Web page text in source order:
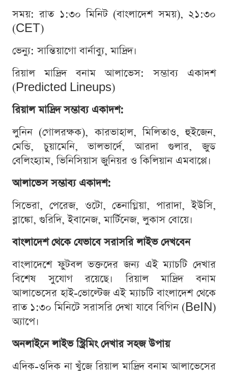
সময়: রাত ১:৩০ মিনিট (বাংলাদেশ সময়), ২১:৩০
(CET)
ভেন্যু: সান্তিয়াগো বার্নাব্যু, মাদ্রিদ।
রিয়াল মাদ্রিদ বনাম আলাভেস: সম্ভাব্য একাদশ
(Predicted Lineups)
রিয়াল মাদ্রিদ সম্ভাব্য একাদশ:
লুনিন (গোলরক্ষক), কারভাহাল, মিলিতাও, হুইজেন,
মেন্ডি, চুয়ামেনি, ভালভার্দে, আরদা গুলার, জুড
বেলিংহ্যাম, ভিনিসিয়াস জুনিয়র ও কিলিয়ান এমবাপ্পে।
আলাভেস সম্ভাব্য একাদশ:
সিভেরা, পেরেজ, ওটো, তেনাগ্লিয়া, পারাদা, ইউসি,
ব্লাঙ্কো, গুরিদি, ইবানেজ, মার্টিনেজ, লুকাস বোয়ে।
বাংলাদেশ থেকে যেভাবে সরাসরি লাইভ দেখবেন
বাংলাদেশে ফুটবল ভক্তদের জন্য এই ম্যাচটি দেখার
বিশেষ সুযোগ রয়েছে। রিয়াল মাদ্রিদ বনাম
আলাভেসের হাই-ভোল্টেজ এই ম্যাচটি বাংলাদেশ থেকে
রাত ১:৩০ মিনিটে সরাসরি দেখা যাবে বিগিন (BeIN)
অ্যাপে।
অনলাইনে লাইভ স্ট্রিমিং দেখার সহজ উপায়
এদিক-ওদিক না খুঁজে রিয়াল মাদ্রিদ বনাম আলাভেসের